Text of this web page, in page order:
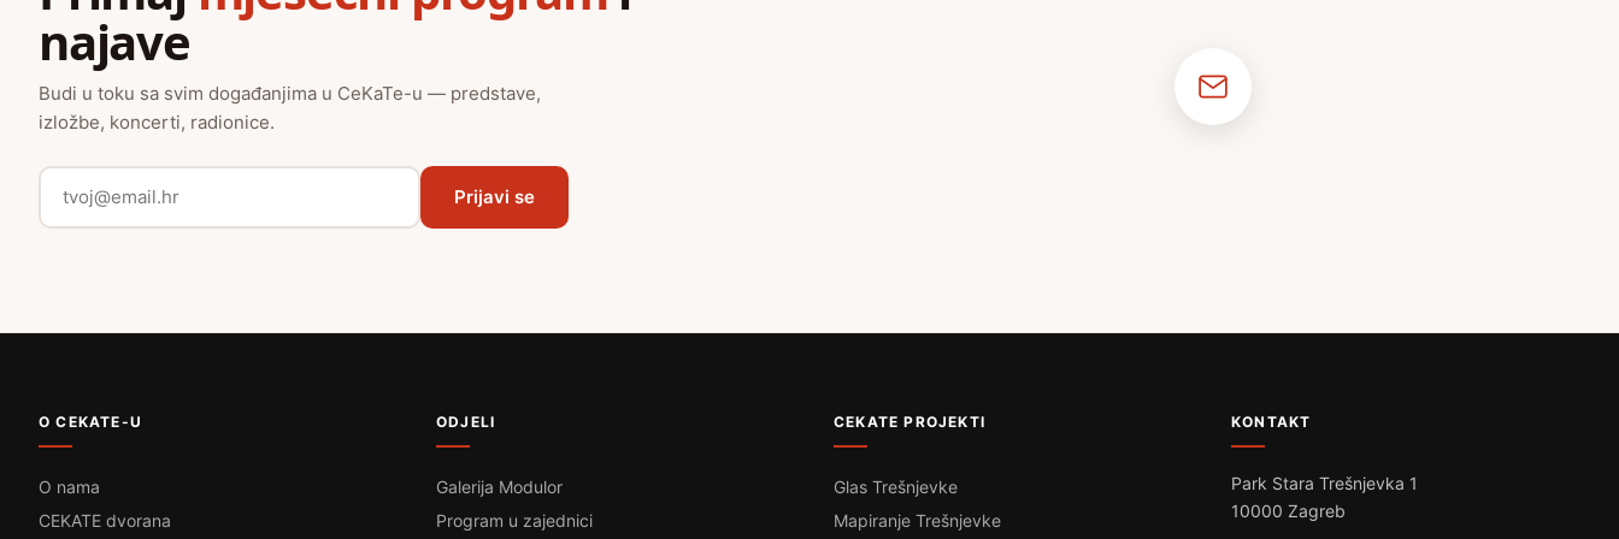
najave
Budi u toku sa svim događanjima u CeKaTe-u — predstave,
izložbe, koncerti, radionice.
Prijavi se
O CEKATE-U
O nama
CEKATE dvorana
ODJELI
Galerija Modulor
Program u zajednici
CEKATE PROJEKTI
Glas Trešnjevke
Mapiranje Trešnjevke
KONTAKT
Park Stara Trešnjevka 1
10000 Zagreb